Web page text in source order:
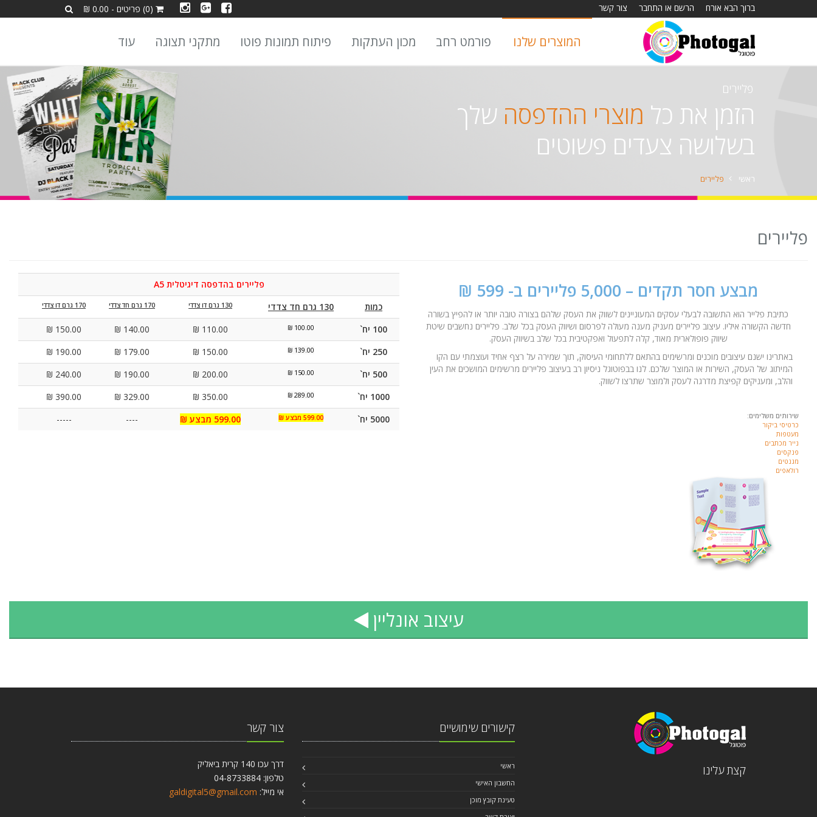
ברוך הבא אורח הרשם או התחבר צור קשר (0) פריטים - 0.00 ₪
המוצרים שלנו פורמט רחב מכון העתקות פיתוח תמונות פוטו מתקני תצוגה עוד
פליירים
הזמן את כל מוצרי ההדפסה שלך
בשלושה צעדים פשוטים
ראשי פליירים
פליירים
מבצע חסר תקדים – 5,000 פליירים ב- 599 ₪
כתיבת פלייר הוא התשובה לבעלי עסקים המעוניינים לשווק את העסק שלהם בצורה טובה יותר או להפיץ בשורה
חדשה הקשורה איליו. עיצוב פליירים מעניק מענה מעולה לפרסום ושיווק העסק בכל שלב. פליירים נחשבים שיטת
שיווק פופולארית מאוד, קלה לתפעול ואפקטיבית בכל שלב בשיווק העסק.
באתרינו ישנם עיצובים מוכנים ומרשימים בהתאם ללתחומי העיסוק, תוך שמירה על רצף אחיד ועוצמתי עם הקו
המיתוג של העסק, השירות או המוצר שלכם. לנו בבפוטוגל ניסיון רב בעיצוב פליירים מרשימים המושכים את העין
והלב, ומעניקים קפיצת מדרגה לעסק ולמוצר שתרצו לשווק.
שירותים משלימים:
כרטיסי ביקור
מעטפות
נייר מכתבים
פנקסים
מגנטים
רולאפים
פליירים בהדפסה דיגיטלית A5
כמות
130 גרם חד צדדי 130 גרם דו צדדי 170 גרם חד צדדי 170 גרם דו צדדי
100 יח` 100.00 ₪
110.00 ₪
140.00 ₪
150.00 ₪
250 יח`
139.00 ₪
150.00 ₪
179.00 ₪
190.00 ₪
500 יח`
150.00 ₪
200.00 ₪
190.00 ₪
240.00 ₪
1000 יח`
289.00 ₪
350.00 ₪
329.00 ₪
390.00 ₪
5000 יח`
599.00 מבצע ₪ 599.00 מבצע ₪ ----
-----
עיצוב אונליין
קצת עלינו
קישורים שימושיים
ראשי
החשבון האישי
טעינת קובץ מוכן
צור קשר
דרך עכו 140 קרית ביאליק
טלפון: 04-8733884
אי מייל: galdigital5@gmail.com